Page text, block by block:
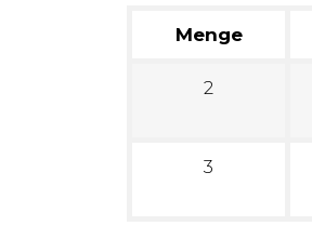
Menge
2
3